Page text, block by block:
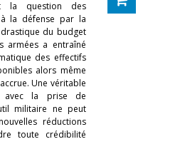
la question des
la défense par la
du budget
armées a entraîné
des effectifs
alors même
Une véritable
avec la prise de
militaire ne peut
réductions
toute crédibilité